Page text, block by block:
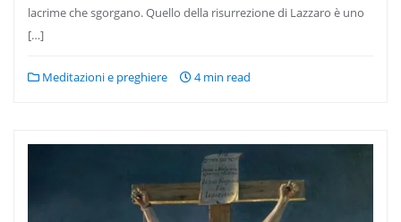
lacrime che sgorgano. Quello della risurrezione di Lazzaro è uno
[…]
Meditazioni e preghiere 4 min read